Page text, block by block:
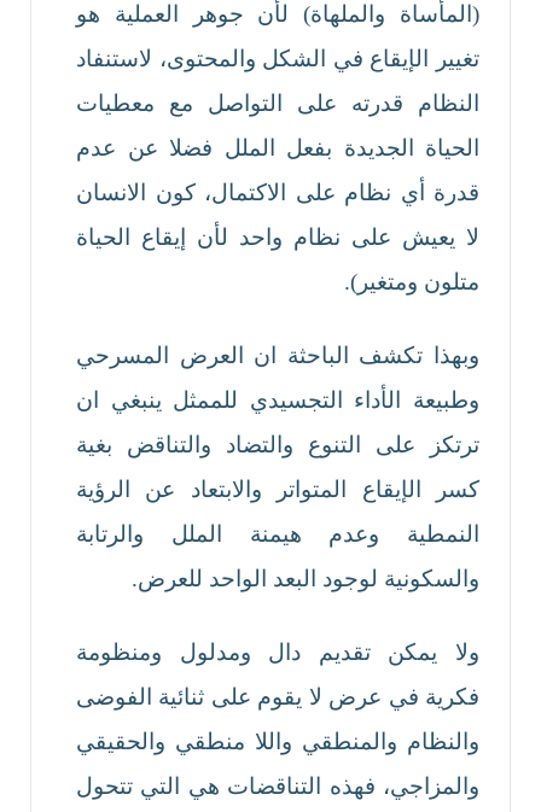
(المأساة والملهاة) لأن جوهر العملية هو
تغيير الإيقاع في الشكل والمحتوى، لاستنفاد
النظام قدرته على التواصل مع معطيات
الحياة الجديدة بفعل الملل فضلا عن عدم
قدرة أي نظام على الاكتمال، كون الانسان
لا يعيش على نظام واحد لأن إيقاع الحياة
متلون ومتغير).
وبهذا تكشف الباحثة ان العرض المسرحي
وطبيعة الأداء التجسيدي للممثل ينبغي ان
ترتكز على التنوع والتضاد والتناقض بغية
كسر الإيقاع المتواتر والابتعاد عن الرؤية
النمطية وعدم هيمنة الملل والرتابة
والسكونية لوجود البعد الواحد للعرض.
ولا يمكن تقديم دال ومدلول ومنظومة
فكرية في عرض لا يقوم على ثنائية الفوضى
والنظام والمنطقي واللا منطقي والحقيقي
والمزاجي، فهذه التناقضات هي التي تتحول